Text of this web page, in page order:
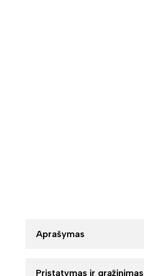
Aprašymas
Pristatymas ir grąžinimas